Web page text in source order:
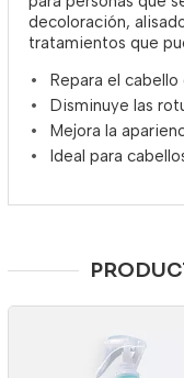
decoloración,
tratamientos que
Repara el
Disminuye las
Mejora la
Ideal para